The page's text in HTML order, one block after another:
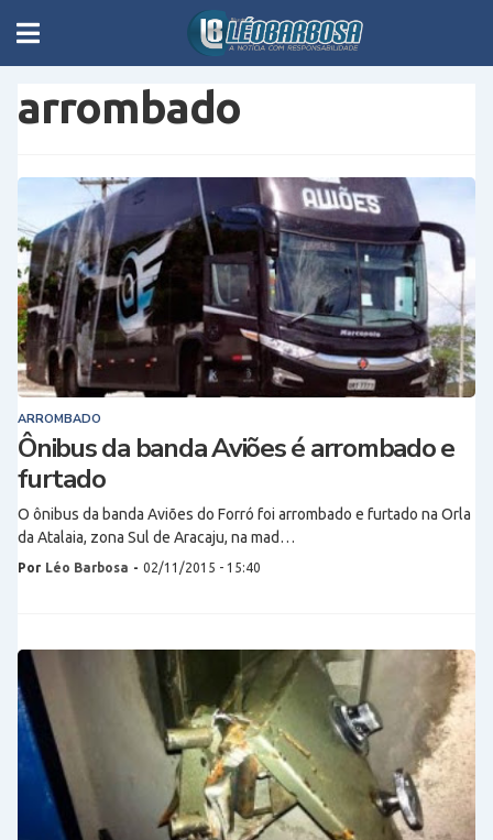
arrombado
ARROMBADO
Ônibus da banda Aviões é arrombado e
furtado
O ônibus da banda Aviões do Forró foi arrombado e furtado na Orla
da Atalaia, zona Sul de Aracaju, na mad…
Por Léo Barbosa - 02/11/2015 - 15:40